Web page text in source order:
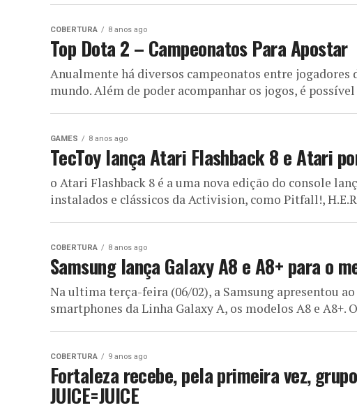
COBERTURA 8 anos ago
Top Dota 2 – Campeonatos Para Apostar
Anualmente há diversos campeonatos entre jogadores
mundo. Além de poder acompanhar os jogos, é
GAMES 8 anos ago
TecToy lança Atari Flashback 8 e Atari
o Atari Flashback 8 é a uma nova edição do console
instalados e clássicos da Activision, como Pitfall!,
COBERTURA 8 anos ago
Samsung lança Galaxy A8 e A8+ para o
Na ultima terça-feira (06/02), a Samsung apresentou
smartphones da Linha Galaxy A, os modelos A8 e A8+.
COBERTURA 9 anos ago
Fortaleza recebe, pela primeira vez,
JUICE=JUICE